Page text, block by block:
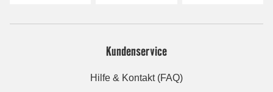
Kundenservice
Hilfe & Kontakt (FAQ)